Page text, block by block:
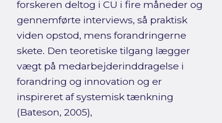
forskeren deltog i CU i fire måneder og
gennemførte interviews, så praktisk
viden opstod, mens forandringerne
skete. Den teoretiske tilgang lægger
vægt på medarbejderinddragelse i
forandring og innovation og er
inspireret af systemisk tænkning
(Bateson, 2005),